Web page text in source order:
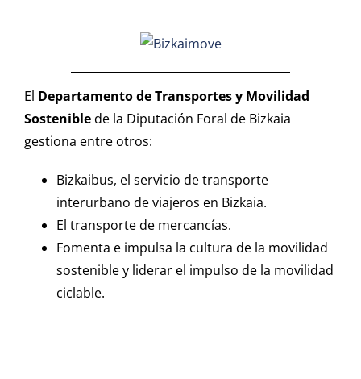
El Departamento de Transportes y Movilidad
Sosteniblede la Diputación Foral de Bizkaia
gestiona entre otros:
Bizkaibus, el servicio de transporte
interurbano de viajeros en Bizkaia.
El transporte de mercancías.
Fomenta e impulsa la cultura de la movilidad
sostenible y liderar el impulso de la movilidad
ciclable.
48450 Etxebarri BIZKAIA
Email:info@asferconsultores.com
RECUERDA PEDIR CITA